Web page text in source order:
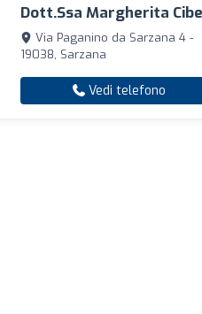
Dott.ssa Margherita
Via Paganino da Sarzana 4 -
19038, Sarzana
Vedi telefono